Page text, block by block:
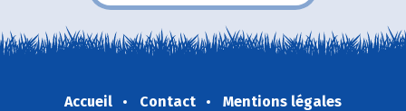
Accueil Contact
Mentions légales